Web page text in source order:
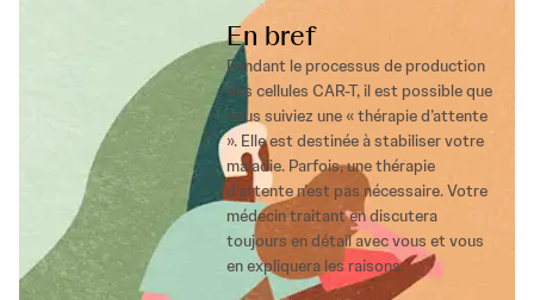
En bref
Pendant le processus de production
des cellules CAR-T, il est possible que
vous suiviez une « thérapie d’attente
». Elle est destinée à stabiliser votre
maladie. Parfois, une thérapie
d'attente n’est pas nécessaire. Votre
médecin traitant en discutera
toujours en détail avec vous et vous
en expliquera les raisons.